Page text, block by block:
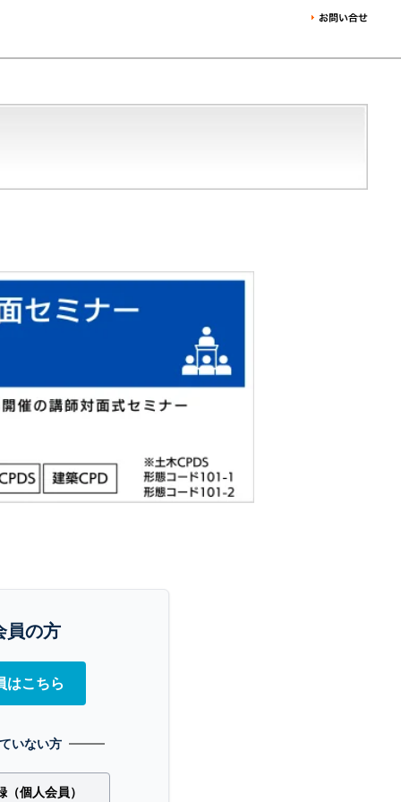
員の方
はこちら
いない方
個人会員）